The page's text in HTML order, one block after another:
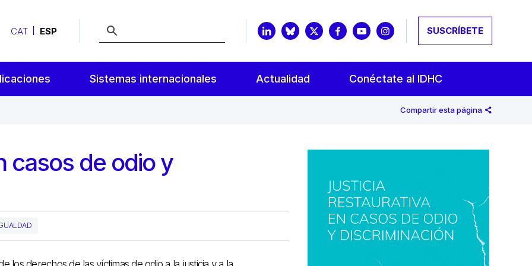
CAT ESP SUSCRÍBETE
Sistemas internacionales Actualidad Conéctate al IDHC
Compartir esta página
casos de odio y